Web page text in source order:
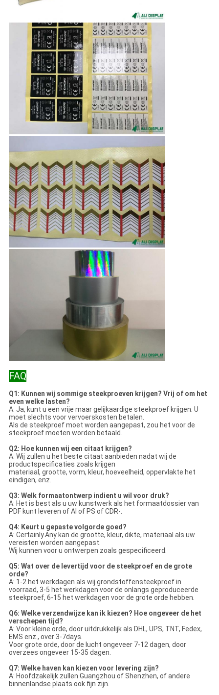
FAQ
Q1: Kunnen wij sommige steekproeven krijgen? Vrij of om het
even welke lasten?
A: Ja, kunt u een vrije maar gelijkaardige steekproef krijgen. U
moet slechts voor vervoerskosten betalen.
Als de steekproef moet worden aangepast, zou het voor de
steekproef moeten worden betaald.
Q2: Hoe kunnen wij een citaat krijgen?
A: Wij zullen u het beste citaat aanbieden nadat wij de
productspecificaties zoals krijgen
materiaal, grootte, vorm, kleur, hoeveelheid, oppervlakte het
eindigen, enz.
Q3: Welk formaatontwerp indient u wil voor druk?
A: Het is best als u uw kunstwerk als het formaatdossier van
PDF kunt leveren of AI of PS of CDR-.
Q4: Keurt u gepaste volgorde goed?
A: Certainly.Any kan de grootte, kleur, dikte, materiaal als uw
vereisten worden aangepast.
Wij kunnen voor u ontwerpen zoals gespecificeerd.
Q5: Wat over de levertijd voor de steekproef en de grote
orde?
A: 1-2 het werkdagen als wij grondstoffensteekproef in
voorraad, 3-5 het werkdagen voor de onlangs geproduceerde
steekproef, 6-15 het werkdagen voor de grote orde hebben.
Q6: Welke verzendwijze kan ik kiezen? Hoe ongeveer de het
verschepen tijd?
A: Voor kleine orde, door uitdrukkelijk als DHL, UPS, TNT, Fedex,
EMS enz., over 3-7days.
Voor grote orde, door de lucht ongeveer 7-12 dagen, door
overzees ongeveer 15-35 dagen.
Q7: Welke haven kan kiezen voor levering zijn?
A: Hoofdzakelijk zullen Guangzhou of Shenzhen, of andere
binnenlandse plaats ook fijn zijn.